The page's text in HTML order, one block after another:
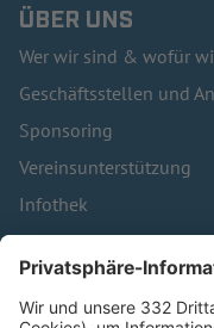
ÜBER UNS
Wer wir sind & wofür
Geschäftsstellen und
Sponsoring
Vereinsunterstützung
Infothek
Kontakt
HÄUFIG